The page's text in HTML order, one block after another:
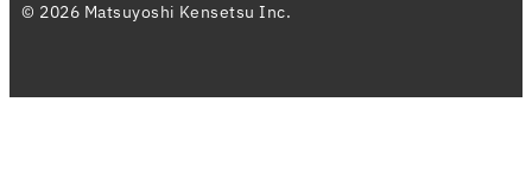
© 2026 Matsuyoshi Kensetsu Inc.